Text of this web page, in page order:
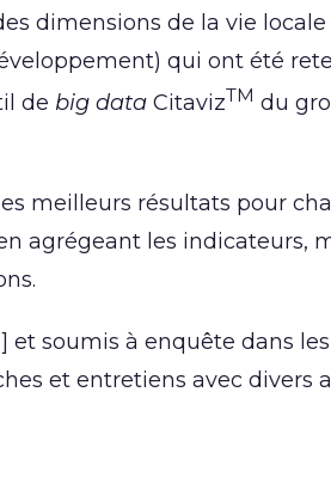
dimensions de la vie locale
qui ont été
de big data CitavizTM du
meilleurs résultats pour
agrégeant les indicateurs,
et soumis à enquête dans les
et entretiens avec divers